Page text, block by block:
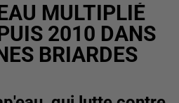
MULTIPLIÉ
2010 DANS
BRIARDES